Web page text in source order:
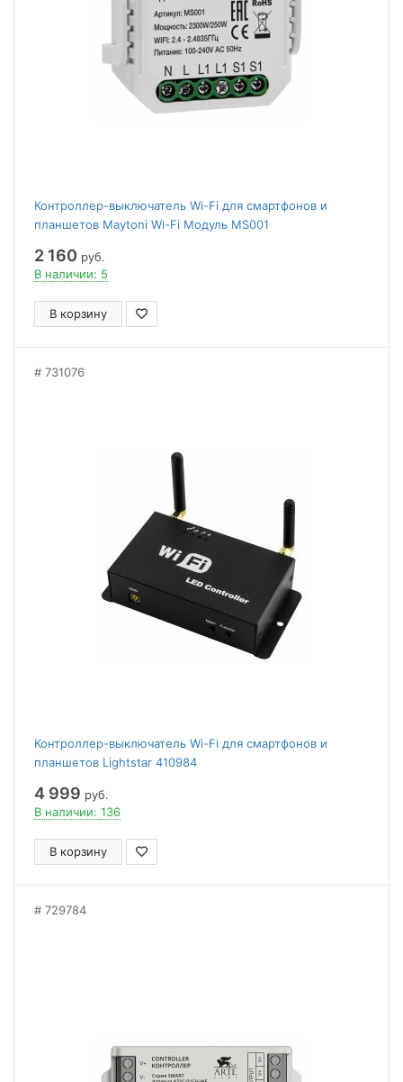
Контроллер-выключатель Wi-Fi для смартфонов и
планшетов Maytoni Wi-Fi Модуль MS001
2 160 руб.
В наличии: 5
В корзину
731076
Контроллер-выключатель Wi-Fi для смартфонов и
планшетов Lightstar 410984
4 999 руб.
В наличии: 136
В корзину
729784